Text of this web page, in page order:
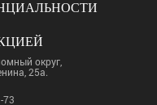
округ,
25а.
73